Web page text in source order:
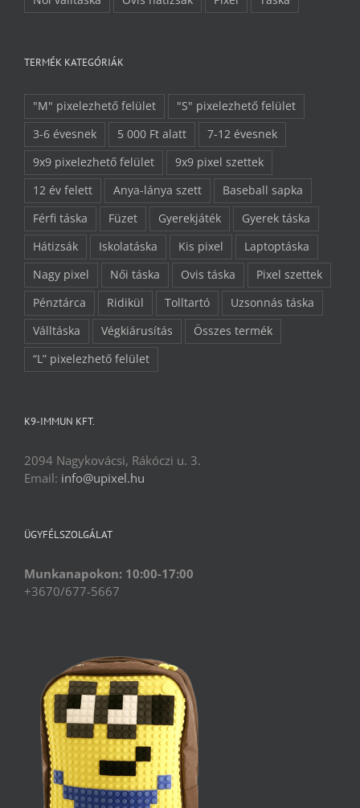
TERMÉK KATEGÓRIÁK
"M" pixelezhető felület
"S" pixelezhető felület
3-6 évesnek
5 000 Ft alatt
7-12 évesnek
9x9 pixelezhető felület
9x9 pixel szettek
12 év felett
Anya-lánya szett
Baseball sapka
Férfi táska
Füzet Gyerekjáték
Gyerek táska
Hátizsák
Iskolatáska Kis pixel
Laptoptáska
Nagy pixel
Női táska Ovis táska
Pixel szettek
Pénztárca
Ridikül Tolltartó
Uzsonnás táska
Válltáska
Végkiárusítás
Összes termék
“L” pixelezhető felület
K9-IMMUN KFT.
2094 Nagykovácsi, Rákóczi u. 3.
Email: info@upixel.hu
ÜGYFÉLSZOLGÁLAT
Munkanapokon: 10:00-17:00
+3670/677-5667